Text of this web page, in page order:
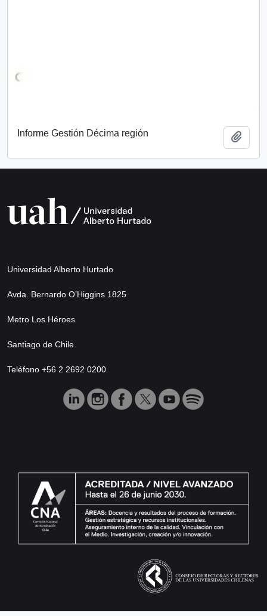
Informe Gestión Décima región
Universidad Alberto Hurtado
Avda. Bernardo O’Higgins 1825
Metro Los Héroes
Santiago de Chile
Teléfono +56 2 2692 0200